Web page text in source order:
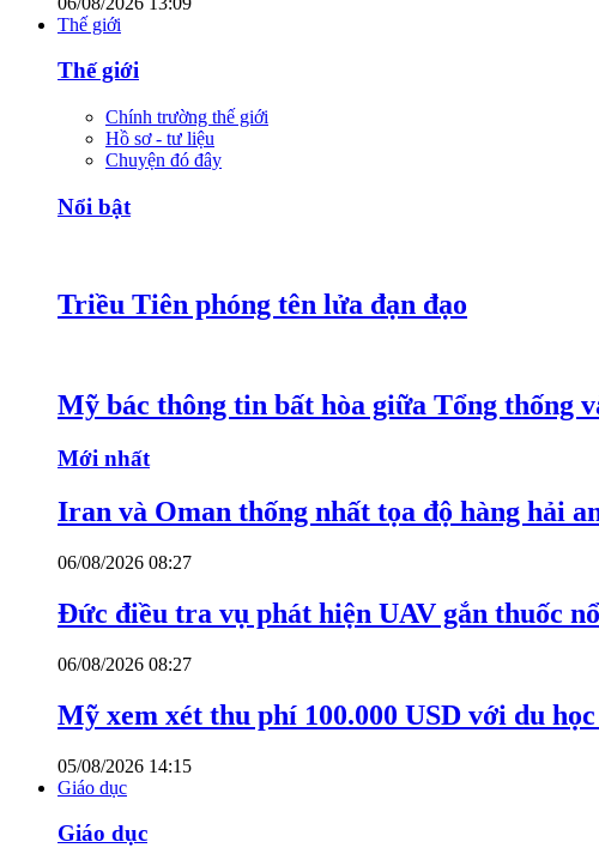
Thế giới
Thế giới
Chính trường thế giới
Hồ sơ - tư liệu
Chuyện đó đây
Nổi bật
Triều Tiên phóng tên lửa đạn đạo
Mỹ bác thông tin bất hòa giữa Tổng thống
Mới nhất
Iran và Oman thống nhất tọa độ hàng hải
06/08/2026 08:27
Đức điều tra vụ phát hiện UAV gắn thuốc
06/08/2026 08:27
Mỹ xem xét thu phí 100.000 USD với du
05/08/2026 14:15
Giáo dục
Giáo dục